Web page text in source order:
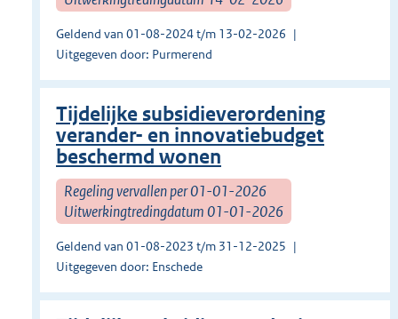
Geldend van 01-08-2024 t/m 13-02-2026
Uitgegeven door: Purmerend
Tijdelijke subsidieverordening
verander- en innovatiebudget
beschermd wonen
Regeling vervallen per 01-01-2026
Uitwerkingtredingdatum 01-01-2026
Geldend van 01-08-2023 t/m 31-12-2025
Uitgegeven door: Enschede